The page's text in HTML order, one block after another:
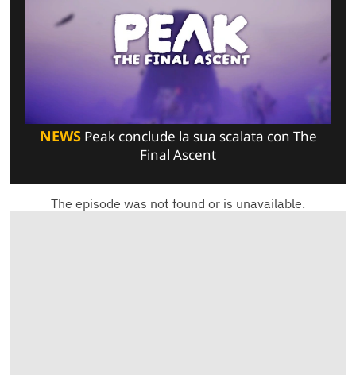
NEWSPeak conclude la sua scalata con The
Final Ascent